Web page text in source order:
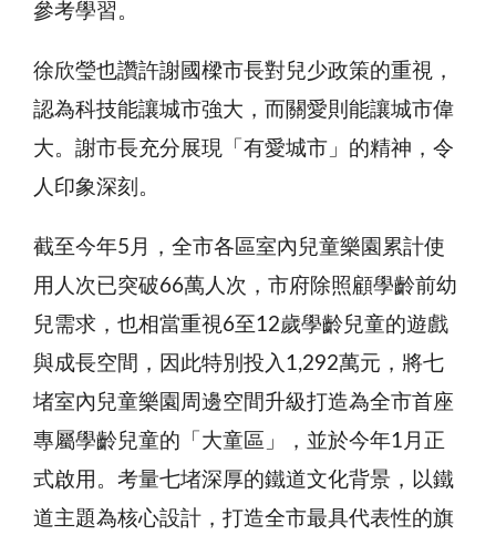
參考學習。
徐欣瑩也讚許謝國樑市長對兒少政策的重視，
認為科技能讓城市強大，而關愛則能讓城市偉
大。謝市長充分展現「有愛城市」的精神，令
人印象深刻。
截至今年5月，全市各區室內兒童樂園累計使
用人次已突破66萬人次，市府除照顧學齡前幼
兒需求，也相當重視6至12歲學齡兒童的遊戲
與成長空間，因此特別投入1,292萬元，將七
堵室內兒童樂園周邊空間升級打造為全市首座
專屬學齡兒童的「大童區」，並於今年1月正
式啟用。考量七堵深厚的鐵道文化背景，以鐵
道主題為核心設計，打造全市最具代表性的旗